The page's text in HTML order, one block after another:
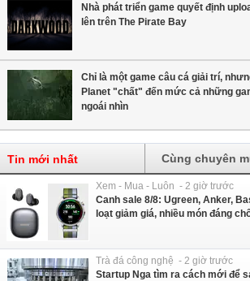
Nhà phát triển game quyết định
lên trên The Pirate Bay
Chỉ là một game câu cá giải trí,
Planet "chất" đến mức cả những
ngoái nhìn
Tin mới nhất Cùng chuyên
Xem - Mua - Luôn - 2 giờ trước
Canh sale 8/8: Ugreen, Anker,
loạt giảm giá, nhiều món đáng
Trà đá công nghệ - 2 giờ trước
Startup Nga tìm ra cách mới để